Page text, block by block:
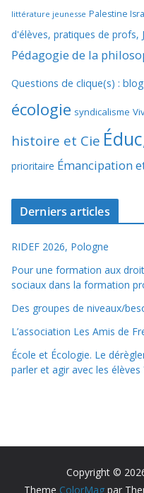
littérature jeunesse Palestine
d'élèves, pratiques de profs,
Pédagogie de la
Questions de clique(s) :
écologie syndicalisme
histoire et Cie
prioritaire Émancipation
Derniers articles
RIDEF 2026, Pologne
Pour une formation aux
sociaux dans la formation
Des groupes de niveaux/
L’association Les Amis de
École et Écologie. Le
parler et agir avec les élèves
Copyright ©
Theme ColorMag par